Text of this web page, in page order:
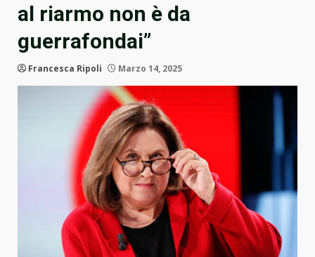
al riarmo non è da
guerrafondai”
Francesca Ripoli Marzo 14, 2025